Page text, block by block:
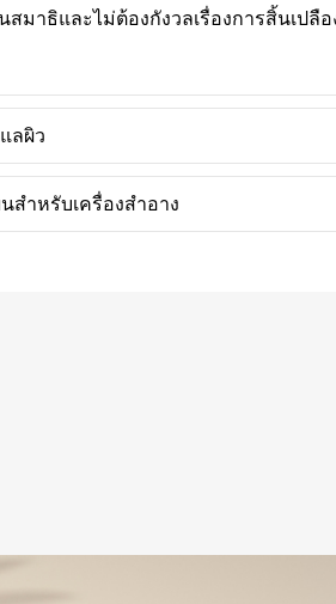
าธิและไม่ต้องกังวลเรื่องการสิ้นเปลือ
ลผิว
ำหรับเครื่องสำอาง